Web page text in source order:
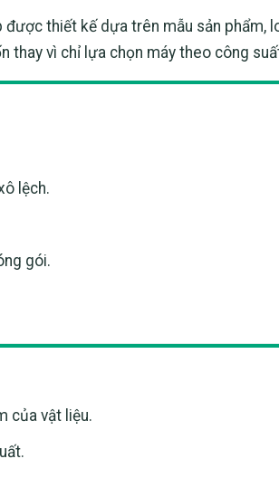
thiết kế dựa trên mẫu sản phẩm,
thay vì chỉ lựa chọn máy theo công
lệch.
gói.
của vật liệu.